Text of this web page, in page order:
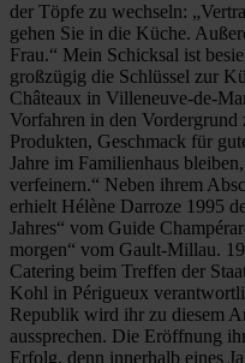
der Töpfe zu wechseln:
gehen Sie in die Küche.
Frau.“ Mein Schicksal ist
großzügig die Schlüssel zur
Châteaux in Villeneuve-de-
Vorfahren in den Vordergrund
Produkten, Geschmack für
Jahre im Familienhaus
verfeinern.“ Neben ihrem
erhielt Hélène Darroze 1995
Jahres“ vom Guide
morgen“ vom Gault-Millau.
Catering beim Treffen der
Kohl in Périgueux
Republik wird ihr zu diesem
aussprechen. Die Eröffnung
Erfolg, denn innerhalb eines